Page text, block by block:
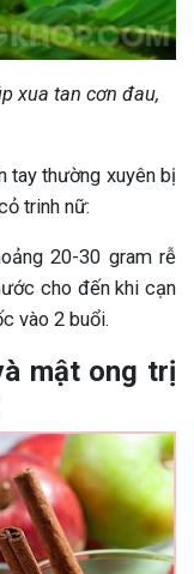
xua tan cơn đau,
tay thường xuyên bị
trinh nữ:
20-30 gram rễ
cho đến khi cạn
vào 2 buổi.
mật ong trị